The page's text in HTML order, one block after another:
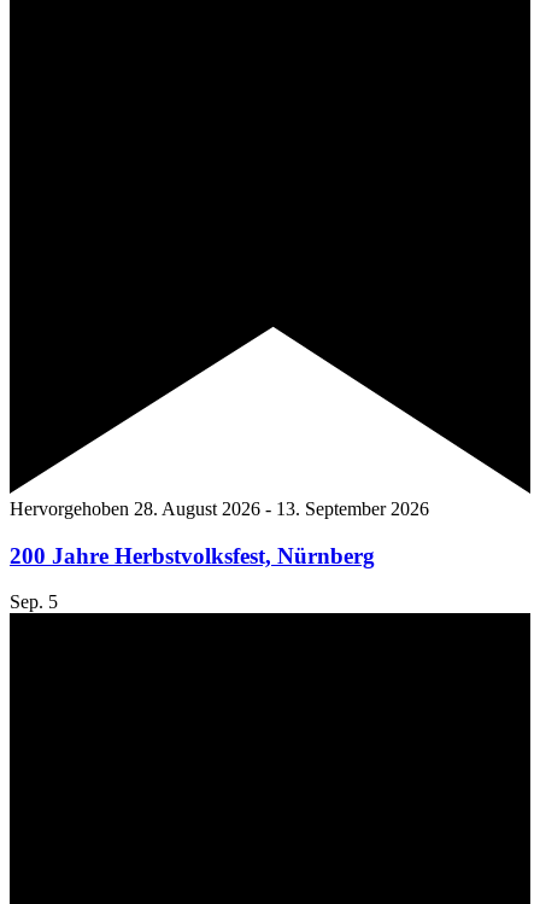
Hervorgehoben 28. August 2026 - 13. September 2026
200 Jahre Herbstvolksfest, Nürnberg
Sep. 5